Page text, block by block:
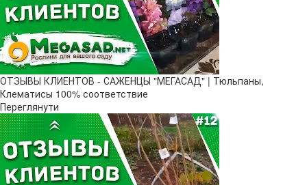
ОТЗЫВЫ КЛИЕНТОВ - САЖЕНЦЫ "МЕГАСАД" | Тюльпаны,
Клематисы 100% соответствие
Переглянути